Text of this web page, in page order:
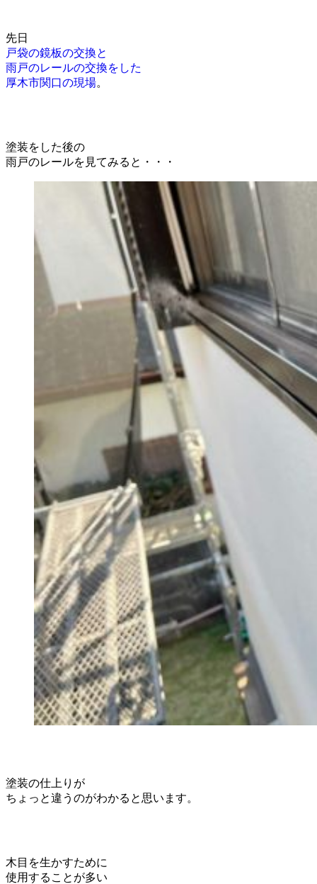
先日
戸袋の鏡板の交換と
雨戸のレールの交換をした
厚木市関口の現場。
塗装をした後の
雨戸のレールを見てみると・・・
塗装の仕上りが
ちょっと違うのがわかると思います。
木目を生かすために
使用することが多い